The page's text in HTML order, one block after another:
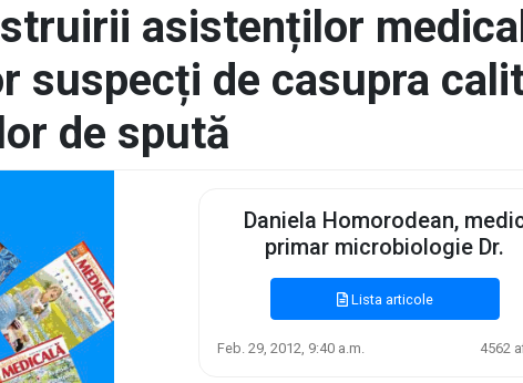
asistenților
suspecți de casupra
de spută
Daniela Homorodean,
primar microbiologie Dr.
Lista articole
Feb. 29, 2012, 9:40 a.m. 4562